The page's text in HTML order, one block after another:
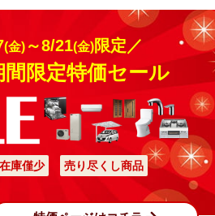
(金)～8/21(金)限定／
限定特価セール
在庫僅少 売り尽くし商品